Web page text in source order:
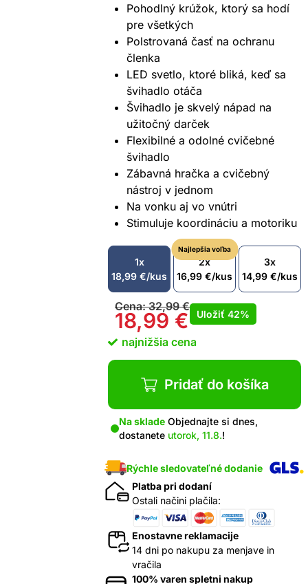
Pohodlný krúžok, ktorý sa hodí
pre všetkých
Polstrovaná časť na ochranu
členka
LED svetlo, ktoré bliká, keď sa
švihadlo otáča
Švihadlo je skvelý nápad na
užitočný darček
Flexibilné a odolné cvičebné
švihadlo
Zábavná hračka a cvičebný
nástroj v jednom
Na vonku aj vo vnútri
Stimuluje koordináciu a motoriku
1x
18,99 €/kus
Najlepšia voľba
2x
16,99 €/kus
3x
14,99 €/kus
Cena:32,99€
18,99 € Uložiť 42%
najnižšia cena
Pridať do košíka
Na sklade Objednajte si dnes,
dostanete utorok, 11.8.!
Rýchle sledovateľné dodanie
Platba pri dodaní
Ostali načini plačila:
Enostavne reklamacije
14 dni po nakupu za menjave in
vračila
100% varen spletni nakup